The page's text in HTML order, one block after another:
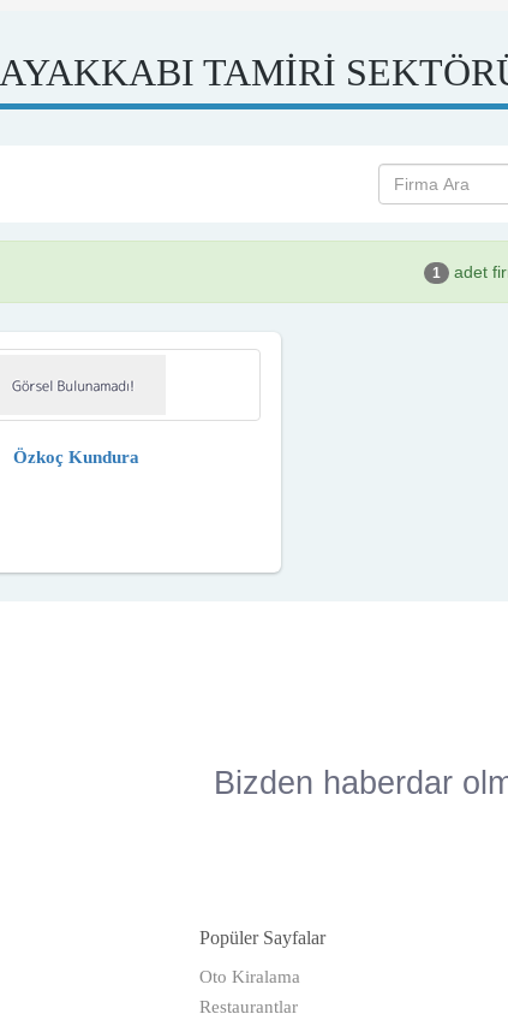
AYAKKABI TAMİRİ
1 adet
Özkoç Kundura
Bizden haberdar
Popüler Sayfalar
Oto Kiralama
Restaurantlar